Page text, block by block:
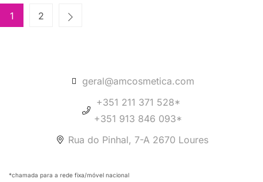
1 2
geral@amcosmetica.com
+351 211 371 528*
+351 913 846 093*
Rua do Pinhal, 7-A 2670 Loures
*chamada para a rede fixa/móvel nacional